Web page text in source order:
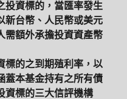
投資標的，當匯率發生
新台幣、人民幣或美元
需額外承擔投資資產幣
標的之到期殖利率，以
蓋本基金持有之所有債
資標的三大信評機構